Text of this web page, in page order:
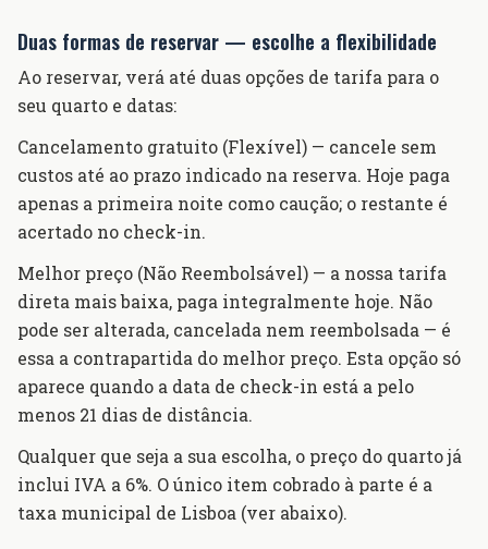
Duas formas de reservar — escolhe a flexibilidade
Ao reservar, verá até duas opções de tarifa para o
seu quarto e datas:
Cancelamento gratuito (Flexível) — cancele sem
custos até ao prazo indicado na reserva. Hoje paga
apenas a primeira noite como caução; o restante é
acertado no check-in.
Melhor preço (Não Reembolsável) — a nossa tarifa
direta mais baixa, paga integralmente hoje. Não
pode ser alterada, cancelada nem reembolsada — é
essa a contrapartida do melhor preço. Esta opção só
aparece quando a data de check-in está a pelo
menos 21 dias de distância.
Qualquer que seja a sua escolha, o preço do quarto já
inclui IVA a 6%. O único item cobrado à parte é a
taxa municipal de Lisboa (ver abaixo).